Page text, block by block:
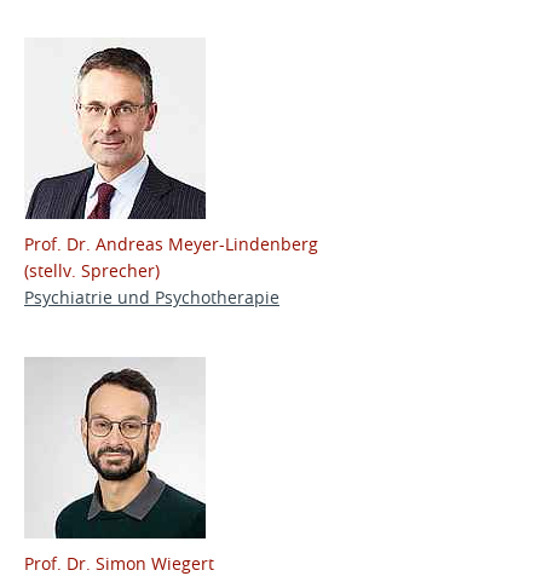
Prof. Dr. Andreas Meyer-Lindenberg
(stellv. Sprecher)
Psychiatrie und Psychotherapie
Prof. Dr. Simon Wiegert